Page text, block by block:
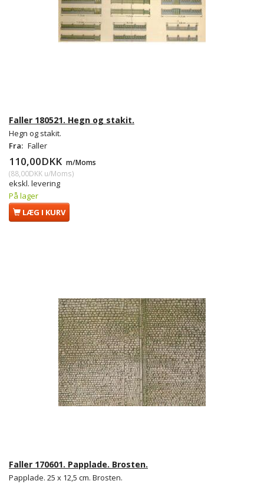
Faller 180521. Hegn og stakit.
Hegn og stakit.
Fra: Faller
110,00DKK m/Moms
(88,00DKK u/Moms)
ekskl. levering
På lager
LÆG I KURV
Faller 170601. Papplade. Brosten.
Papplade. 25 x 12,5 cm. Brosten.